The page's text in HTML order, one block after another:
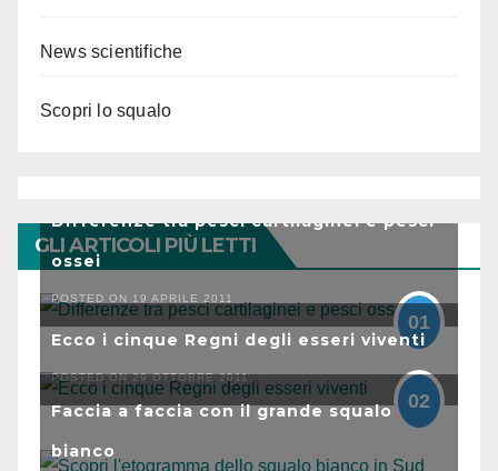
News scientifiche
Scopri lo squalo
GLI ARTICOLI PIÙ LETTI
Differenze tra pesci cartilaginei e pesci
ossei
POSTED ON 19 APRILE 2011
01
Ecco i cinque Regni degli esseri viventi
POSTED ON 29 OTTOBRE 2011
02
Faccia a faccia con il grande squalo
bianco